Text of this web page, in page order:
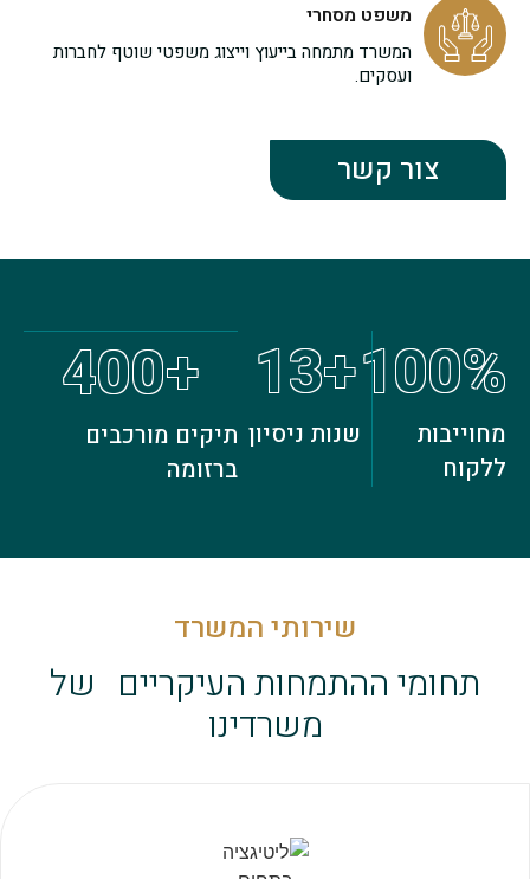
משפט מסחרי
המשרד מתמחה בייעוץ וייצוג משפטי שוטף לחברות
ועסקים.
צור קשר
מחוייבות
ללקוח
%
100
שנות ניסיון
+
13
תיקים מורכבים
ברזומה
+
400
שירותי המשרד
תחומי ההתמחות העיקריים של
משרדינו